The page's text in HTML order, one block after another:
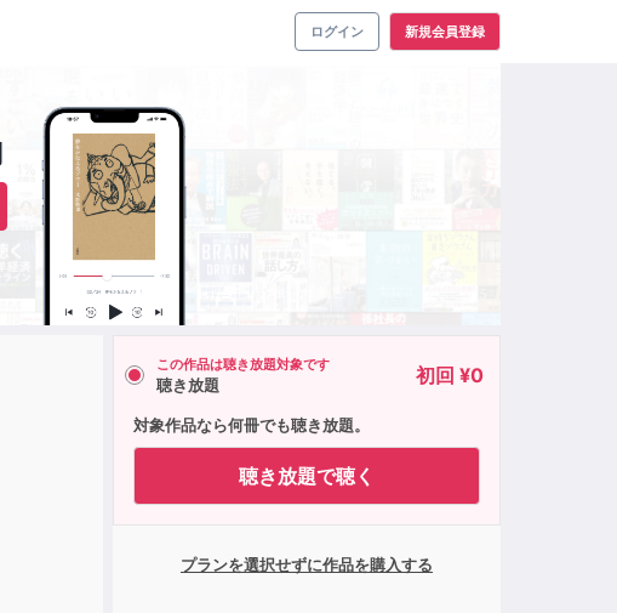
ログイン 新規会員登録
この作品は聴き放題対象です
聴き放題 初回 ¥0
対象作品なら何冊でも聴き放題。
聴き放題で聴く
プランを選択せずに作品を購入する